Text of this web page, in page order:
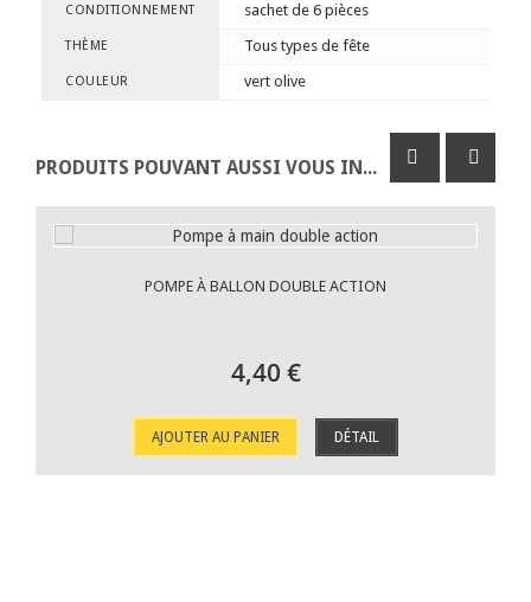
CONDITIONNEMENT sachet de 6 pièces
THÈME Tous types de fête
COULEUR vert olive
PRODUITS POUVANT AUSSI VOUS INTÉRESSER
POMPE À BALLON DOUBLE ACTION
4,40 €
AJOUTER AU PANIER DÉTAIL